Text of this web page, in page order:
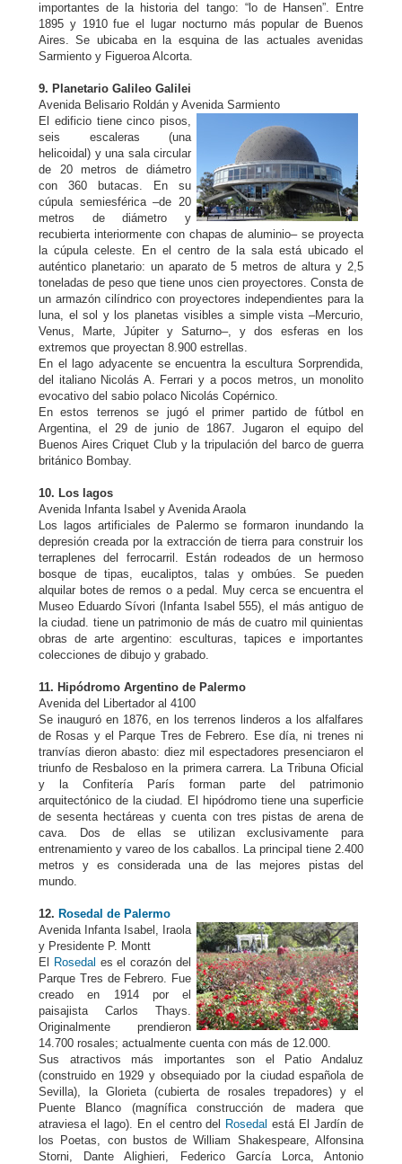
importantes de la historia del tango: “lo de Hansen”. Entre
1895 y 1910 fue el lugar nocturno más popular de Buenos
Aires. Se ubicaba en la esquina de las actuales avenidas
Sarmiento y Figueroa Alcorta.
9. Planetario Galileo Galilei
Avenida Belisario Roldán y Avenida Sarmiento
El edificio tiene cinco pisos,
seis escaleras (una
helicoidal) y una sala circular
de 20 metros de diámetro
con 360 butacas. En su
cúpula semiesférica –de 20
metros de diámetro y
recubierta interiormente con chapas de aluminio– se proyecta
la cúpula celeste. En el centro de la sala está ubicado el
auténtico planetario: un aparato de 5 metros de altura y 2,5
toneladas de peso que tiene unos cien proyectores. Consta de
un armazón cilíndrico con proyectores independientes para la
luna, el sol y los planetas visibles a simple vista –Mercurio,
Venus, Marte, Júpiter y Saturno–, y dos esferas en los
extremos que proyectan 8.900 estrellas.
En el lago adyacente se encuentra la escultura Sorprendida,
del italiano Nicolás A. Ferrari y a pocos metros, un monolito
evocativo del sabio polaco Nicolás Copérnico.
En estos terrenos se jugó el primer partido de fútbol en
Argentina, el 29 de junio de 1867. Jugaron el equipo del
Buenos Aires Criquet Club y la tripulación del barco de guerra
británico Bombay.
10. Los lagos
Avenida Infanta Isabel y Avenida Araola
Los lagos artificiales de Palermo se formaron inundando la
depresión creada por la extracción de tierra para construir los
terraplenes del ferrocarril. Están rodeados de un hermoso
bosque de tipas, eucaliptos, talas y ombúes. Se pueden
alquilar botes de remos o a pedal. Muy cerca se encuentra el
Museo Eduardo Sívori (Infanta Isabel 555), el más antiguo de
la ciudad. tiene un patrimonio de más de cuatro mil quinientas
obras de arte argentino: esculturas, tapices e importantes
colecciones de dibujo y grabado.
11. Hipódromo Argentino de Palermo
Avenida del Libertador al 4100
Se inauguró en 1876, en los terrenos linderos a los alfalfares
de Rosas y el Parque Tres de Febrero. Ese día, ni trenes ni
tranvías dieron abasto: diez mil espectadores presenciaron el
triunfo de Resbaloso en la primera carrera. La Tribuna Oficial
y la Confitería París forman parte del patrimonio
arquitectónico de la ciudad. El hipódromo tiene una superficie
de sesenta hectáreas y cuenta con tres pistas de arena de
cava. Dos de ellas se utilizan exclusivamente para
entrenamiento y vareo de los caballos. La principal tiene 2.400
metros y es considerada una de las mejores pistas del
mundo.
12. Rosedal de Palermo
Avenida Infanta Isabel, Iraola
y Presidente P. Montt
El
Rosedal es el corazón del
Parque Tres de Febrero. Fue
creado en 1914 por el
paisajista Carlos Thays.
Originalmente prendieron
14.700 rosales; actualmente cuenta con más de 12.000.
Sus atractivos más importantes son el Patio Andaluz
(construido en 1929 y obsequiado por la ciudad española de
Sevilla), la Glorieta (cubierta de rosales trepadores) y el
Puente Blanco (magnífica construcción de madera que
atraviesa el lago). En el centro del
Rosedal está El Jardín de
los Poetas, con bustos de William Shakespeare, Alfonsina
Storni, Dante Alighieri, Federico García Lorca, Antonio